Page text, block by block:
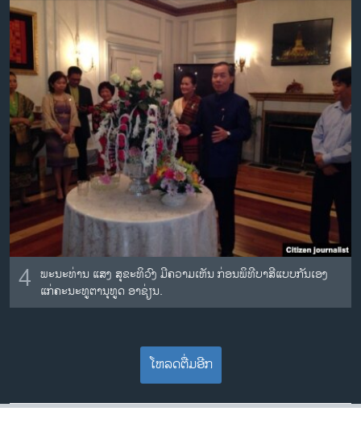
4 ພະນະທ່ານ ແສງ ສຸຂະທິວົງ ມີຄວາມເຫັນ ກ່ອນພິທີບາສີແບບກັນເອງ
ແກ່ຄະນະທູຕານຸທູດ ອາຊ່ຽນ.
ໂຫລດຕື່ມອີກ